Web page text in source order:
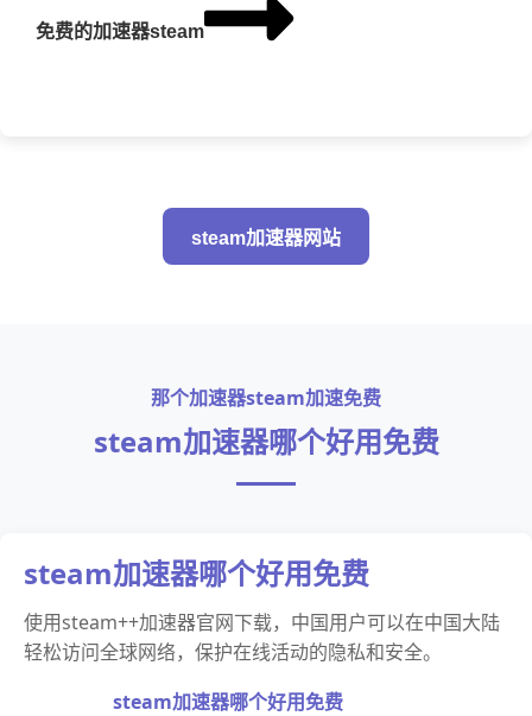
免费的加速器steam
steam加速器网站
那个加速器steam加速免费
steam加速器哪个好用免费
steam加速器哪个好用免费
使用steam++加速器官网下载，中国用户可以在中国大陆
轻松访问全球网络，保护在线活动的隐私和安全。
steam加速器哪个好用免费